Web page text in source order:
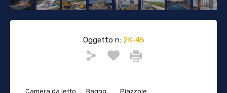
Oggetto n:2K-45
Camera da letto Bagno Piazzole